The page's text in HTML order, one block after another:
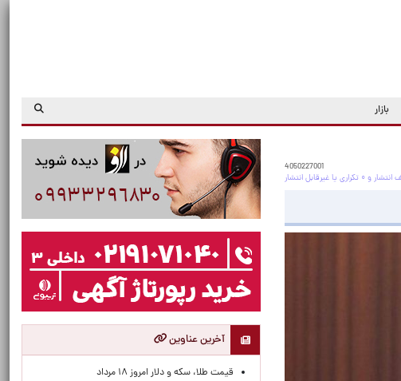
بازار
4050227001
آخرین عناوین
قیمت طلا، سکه و دلار امروز ۱۸ مرداد